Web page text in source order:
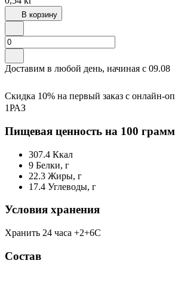
В корзину
Доставим в любой день, начиная с 09.08
Скидка 10% на первый заказ с онлайн-
1РАЗ
Пищевая ценность на 100 грамм
307.4 Ккал
9 Белки, г
22.3 Жиры, г
17.4 Углеводы, г
Условия хранения
Хранить 24 часа +2+6С
Состав